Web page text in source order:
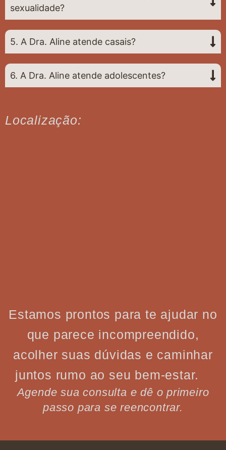
sexualidade?
5. A Dra. Aline atende casais?
6. A Dra. Aline atende adolescentes?
Localização:
Estamos prontos para te ajudar no
que parece incompreendido,
acolher suas dúvidas e caminhar
juntos rumo ao seu bem-estar.
Agende sua consulta e dê o primeiro
passo para se reencontrar.